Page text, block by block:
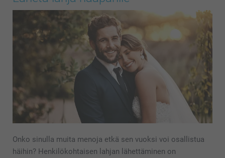
Onko sinulla muita menoja etkä sen vuoksi voi osallistua
häihin? Henkilökohtaisen lahjan lähettäminen on